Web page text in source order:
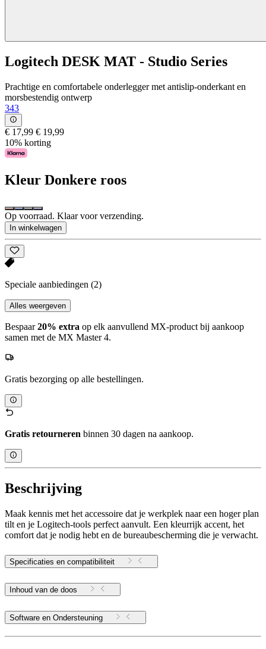
Logitech DESK MAT - Studio Series
Prachtige en comfortabele onderlegger met antislip-onderkant en
morsbestendig ontwerp
343
€ 17,99 € 19,99
10% korting
Kleur Donkere roos
Op voorraad. Klaar voor verzending.
In winkelwagen
Speciale aanbiedingen (2)
Alles weergeven
Bespaar20% extra op elk aanvullend MX-product bij aankoop
samen met de MX Master 4.
Gratis bezorging op alle bestellingen.
Gratis retourneren binnen 30 dagen na aankoop.
Beschrijving
Maak kennis met het accessoire dat je werkplek naar een hoger plan
tilt en je Logitech-tools perfect aanvult. Een kleurrijk accent, het
comfort dat je nodig hebt en de bureaubescherming die je verwacht.
Specificaties en compatibiliteit
Inhoud van de doos
Software en Ondersteuning